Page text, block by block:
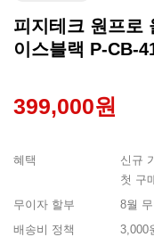
피지테크 원프로
이스블랙 P-CB-
399,000원
혜택
신규
첫 구
무이자 할부
8월
배송비 정책
3,000